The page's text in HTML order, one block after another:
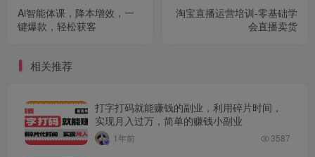
Ai智能体课，降本增效，一
键爆款，轻松获客
淘宝直播运营培训-零基础学
会直播卖货
相关推荐
打字打码就能赚钱的副业，利用碎片时间，
实现月入过万，简单的赚钱小副业
1年前 3587